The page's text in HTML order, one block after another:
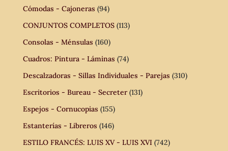
Cómodas - Cajoneras (94)
CONJUNTOS COMPLETOS (113)
Consolas - Ménsulas (160)
Cuadros: Pintura - Láminas (74)
Descalzadoras - Sillas Individuales - Parejas (310)
Escritorios - Bureau - Secreter (131)
Espejos - Cornucopias (155)
Estanterías - Libreros (146)
ESTILO FRANCÉS: LUIS XV - LUIS XVI (742)